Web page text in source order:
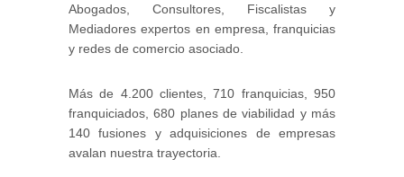
Abogados, Consultores, Fiscalistas y
Mediadores expertos en empresa, franquicias
y redes de comercio asociado.
Más de 4.200 clientes, 710 franquicias, 950
franquiciados, 680 planes de viabilidad y más
140 fusiones y adquisiciones de empresas
avalan nuestra trayectoria.